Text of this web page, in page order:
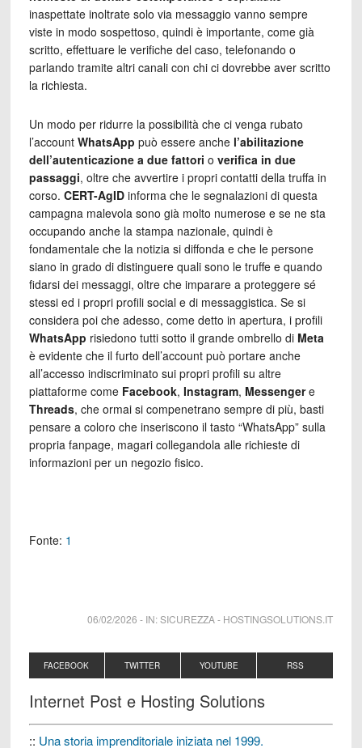
inaspettate inoltrate solo via messaggio vanno sempre
viste in modo sospettoso, quindi è importante, come già
scritto, effettuare le verifiche del caso, telefonando o
parlando tramite altri canali con chi ci dovrebbe aver scritto
la richiesta.
Un modo per ridurre la possibilità che ci venga rubato
l’account WhatsApp può essere anche l’abilitazione
dell’autenticazione a due fattori o verifica in due
passaggi, oltre che avvertire i propri contatti della truffa in
corso. CERT-AgIDinforma che le segnalazioni di questa
campagna malevola sono già molto numerose e se ne sta
occupando anche la stampa nazionale, quindi è
fondamentale che la notizia si diffonda e che le persone
siano in grado di distinguere quali sono le truffe e quando
fidarsi dei messaggi, oltre che imparare a proteggere sé
stessi ed i propri profili social e di messaggistica. Se si
considera poi che adesso, come detto in apertura, i profili
WhatsApp risiedono tutti sotto il grande ombrello di Meta
è evidente che il furto dell’account può portare anche
all’accesso indiscriminato sui propri profili su altre
piattaforme come Facebook, Instagram, Messengere
Threads, che ormai si compenetrano sempre di più, basti
pensare a coloro che inseriscono il tasto “WhatsApp” sulla
propria fanpage, magari collegandola alle richieste di
informazioni per un negozio fisico.
Fonte: 1
06/02/2026 - IN:SICUREZZA- HOSTINGSOLUTIONS.IT
FACEBOOK TWITTER YOUTUBE RSS
Internet Post e Hosting Solutions
:: Una storia imprenditoriale iniziata nel 1999.